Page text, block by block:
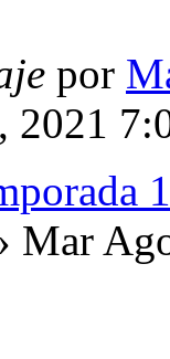
por
2021
1
Mar